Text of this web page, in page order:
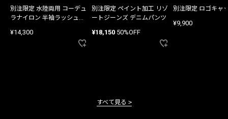
別注限定 水陸両用 コーデュ
ラナイロン 半袖ラッシュガ
¥14,300
別注限定 ペイント加工 リゾ
ートジーンズ デニムパンツ
¥18,150 50%OFF
別注限定 ロゴキャ
¥9,900
すべて見る